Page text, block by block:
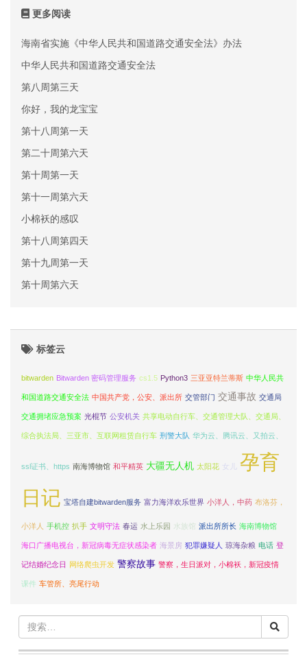
更多阅读
海南省实施《中华人民共和国道路交通安全法》办法
中华人民共和国道路交通安全法
第八周第三天
你好，我的龙宝宝
第十八周第一天
第二十周第六天
第十周第一天
第十一周第六天
小棉袄的感叹
第十八周第四天
第十九周第一天
第十周第六天
标签云
bitwarden Bitwarden 密码管理服务 cs1.5 Python3 三亚亚特兰蒂斯 中华人民共
和国道路交通安全法 中国共产党，公安、派出所 交管部门 交通事故 交通局
交通拥堵应急预案 光棍节 公安机关 共享电动自行车、交通管理大队、交通局、
综合执法局、三亚市、互联网租赁自行车 刑警大队 华为云、腾讯云、又拍云、
ssl证书、https 南海博物馆 和平精英 大疆无人机 太阳花 女儿
孕育
日记 宝塔自建bitwarden服务 富力海洋欢乐世界 小洋人，中药 布洛芬，
小洋人 手机控 扒手 文明守法 春运 水上乐园 水族馆 派出所所长 海南博物馆
海口广播电视台，新冠病毒无症状感染者 海景房 犯罪嫌疑人 琼海杂粮 电话 登
记结婚纪念日 网络爬虫开发 警察故事 警察，生日派对，小棉袄，新冠疫情
课件 车管所、亮尾行动